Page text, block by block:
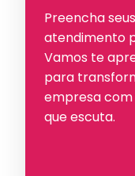
Preencha
atendimento
Vamos te
para
empresa com
que escuta.